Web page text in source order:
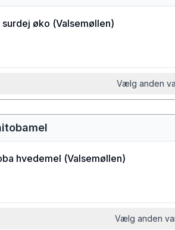
surdej øko (Valsemøllen)
Vælg anden
hvedemel (Valsemøllen)
Vælg anden